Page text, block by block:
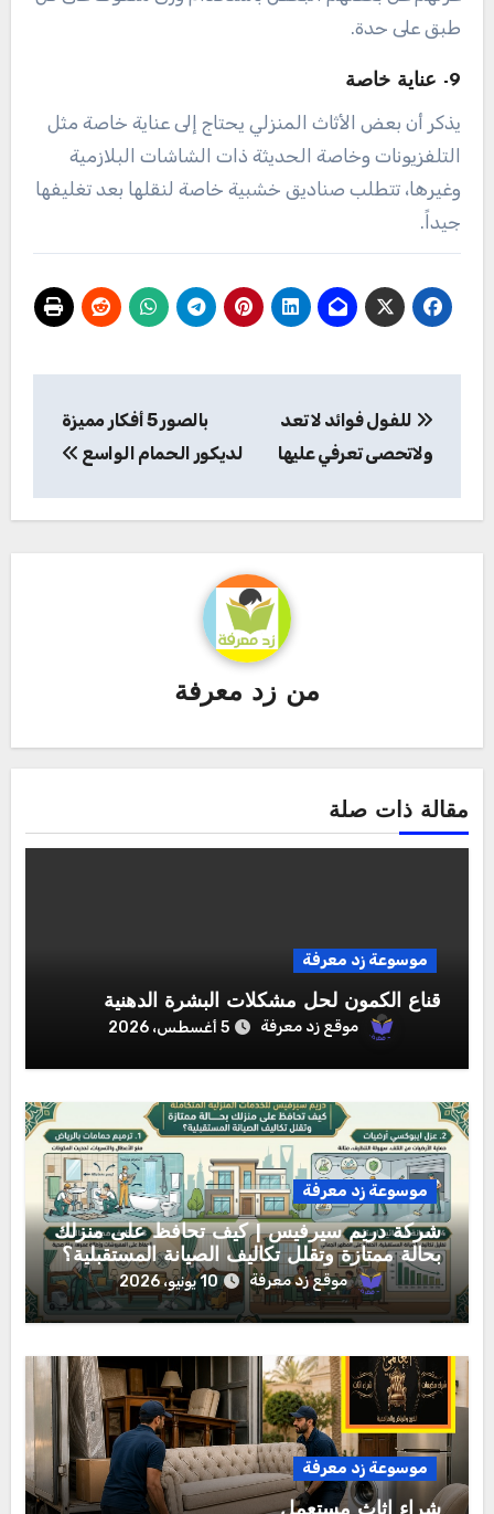
طبق على حدة.
9- عناية خاصة
يذكر أن بعض الأثاث المنزلي يحتاج إلى عناية خاصة مثل
التلفزيونات وخاصة الحديثة ذات الشاشات البلازمية
وغيرها، تتطلب صناديق خشبية خاصة لنقلها بعد تغليفها
جيداً.
المقالات
للفول فوائد لا تعد
ولاتحصى تعرفي عليها
بالصور 5 أفكار مميزة
لديكور الحمام الواسع
من زد معرفة
مقالة ذات صلة
موسوعة زد معرفة
قناع الكمون لحل مشكلات البشرة الدهنية
موقع زد معرفة 5 أغسطس، 2026
موسوعة زد معرفة
شركة دريم سيرفيس | كيف تحافظ على منزلك
بحالة ممتازة وتقلل تكاليف الصيانة المستقبلية؟
موقع زد معرفة 10 يونيو، 2026
موسوعة زد معرفة